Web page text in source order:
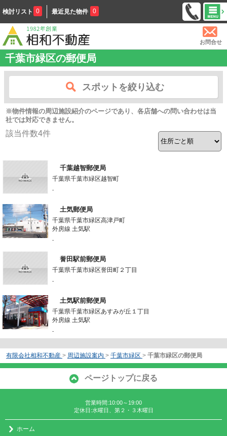
検討リスト 0 最近見た物件 0
お問合せ
千葉市緑区の郵便局
スポットを絞り込む
※物件情報の周辺施設紹介のページであり、各店舗への問い合わせは当
社では対応できません。
該当件数4件
千葉越智郵便局
千葉県千葉市緑区越智町
-
土気郵便局
千葉県千葉市緑区高津戸町
外房線 土気駅
-
誉田駅前郵便局
千葉県千葉市緑区誉田町２丁目
-
土気駅前郵便局
千葉県千葉市緑区あすみが丘１丁目
外房線 土気駅
-
有限会社相和不動産 > 周辺施設案内 > 千葉市緑区 > 千葉市緑区の郵便局
ページトップに戻る
営業時間:10:00～19:00
定休日:水曜日、第２・３木曜日
ホーム